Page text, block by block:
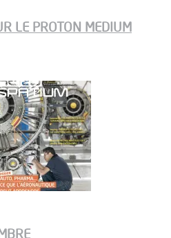
LE PROTON MEDIUM